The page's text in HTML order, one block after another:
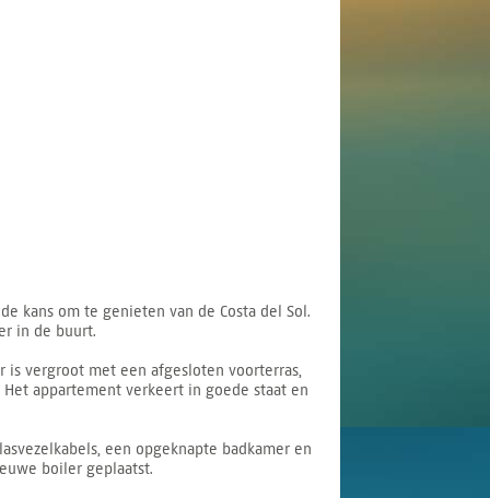
kans om te genieten van de Costa del Sol.
in de buurt.
is vergroot met een afgesloten voorterras,
appartement verkeert in goede staat en
een opgeknapte badkamer en
boiler geplaatst.